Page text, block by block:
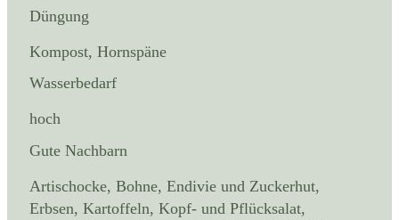
Düngung
Kompost, Hornspäne
Wasserbedarf
hoch
Gute Nachbarn
Artischocke, Bohne, Endivie und Zuckerhut,
Erbsen, Kartoffeln, Kopf- und Pflücksalat,